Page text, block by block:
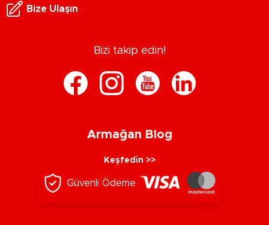
Bize Ulaşın
Bizi takip edin!
Armağan Blog
Keşfedin >>
Güvenli Ödeme